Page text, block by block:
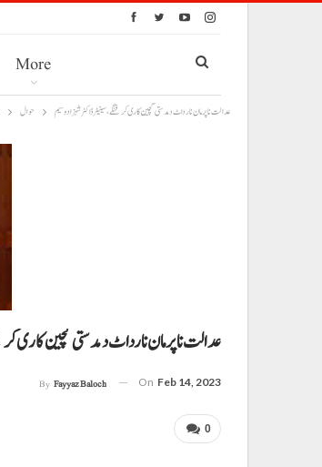
More
حوال عدالت نا پرمان نا رداٹ دمدستی گچین کاری کرفنگے، سینیٹر ڈاکٹر شہزاد وسیم
عدالت نا پرمان نا رداٹ دمدستی گچین کاری
By Fayyaz Baloch On Feb 14, 2023
0